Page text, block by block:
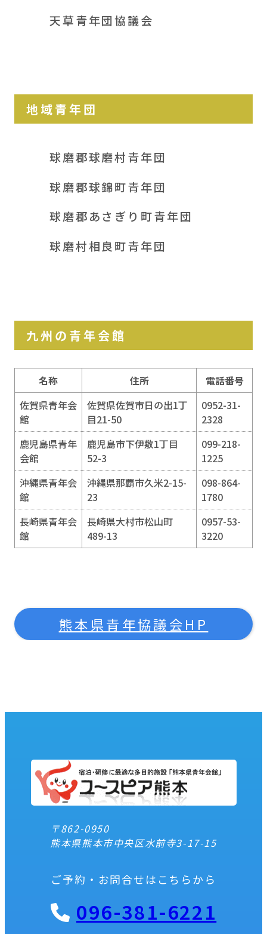
天草青年団協議会
地域青年団
球磨郡球磨村青年団
球磨郡球錦町青年団
球磨郡あさぎり町青年団
球磨村相良町青年団
九州の青年会館
名称 住所
電話番号
佐賀県青年会
館
佐賀県佐賀市日の出1丁
目21-50
0952-31-
2328
鹿児島県青年
会館
鹿児島市下伊敷1丁目
52-3
099-218-
1225
沖縄県青年会
館
沖縄県那覇市久米2-15-
23
098-864-
1780
長崎県青年会
館
長崎県大村市松山町
489-13
0957-53-
3220
熊本県青年協議会HP
〒862-0950
熊本県熊本市中央区水前寺3-17-15
ご予約・お問合せはこちらから
096-381-6221